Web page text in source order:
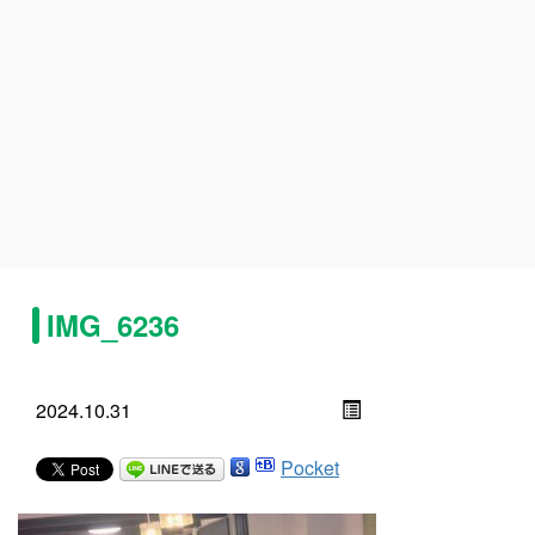
IMG_6236
2024.10.31
Pocket